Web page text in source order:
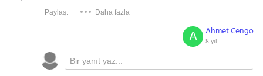
Paylaş: Daha fazla
Ahmet Cengo
8 yıl
A